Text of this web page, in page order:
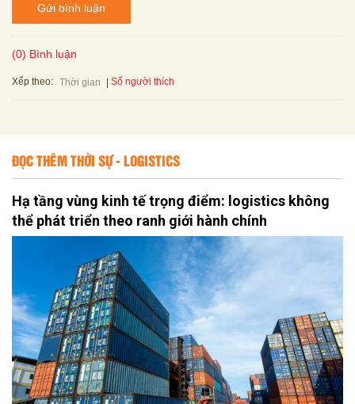
Gửi bình luận
(0) Bình luận
Xếp theo: Thời gian Số người thích
ĐỌC THÊM THỜI SỰ - LOGISTICS
Hạ tầng vùng kinh tế trọng điểm: logistics không
thể phát triển theo ranh giới hành chính